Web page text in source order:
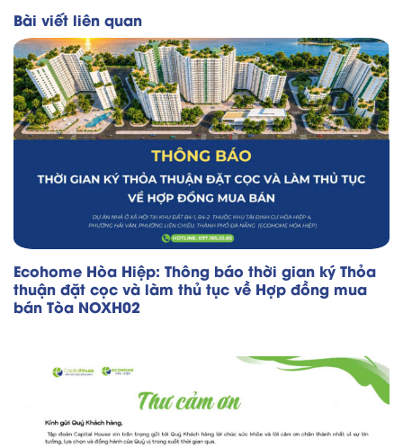
Bài viết liên quan
Ecohome Hòa Hiệp: Thông báo thời gian ký Thỏa
thuận đặt cọc và làm thủ tục về Hợp đồng mua
bán Tòa NOXH02